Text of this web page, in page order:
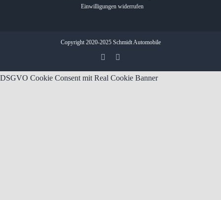
Einwilligungen widerrufen
Copyright 2020-2025 Schmidt Automobile
DSGVO Cookie Consent mit Real Cookie Banner